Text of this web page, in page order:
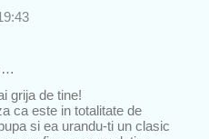
grija de tine!
ca este in totalitate de
si ea urandu-ti un clasic